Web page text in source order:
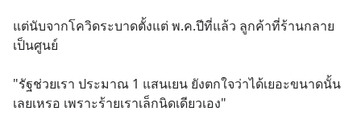
แต่นับจากโควิดระบาดตั้งแต่ พ.ค.ปีที่แล้ว ลูกค้าที่ร้านกลาย
เป็นศูนย์
"รัฐช่วยเรา ประมาณ 1 แสนเยน ยังตกใจว่าได้เยอะขนาดนั้น
เลยเหรอ เพราะร้ายเราเล็กนิดเดียวเอง"